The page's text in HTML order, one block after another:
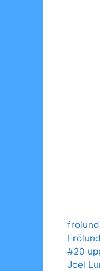
Tags
#20
Joel